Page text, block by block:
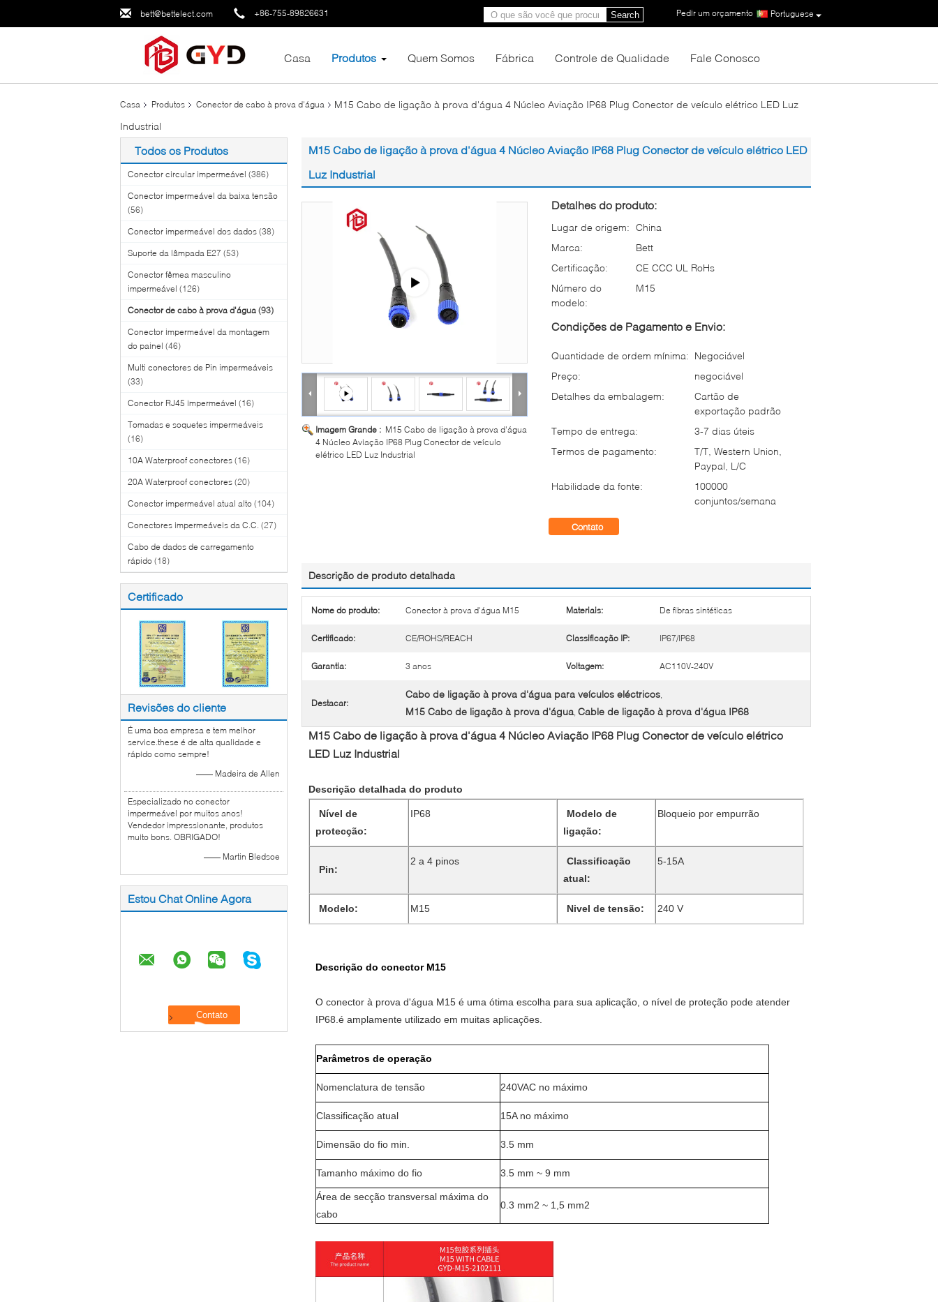
bett@bettelect.com +86-755-89826631 Portuguese
Pedir um orçamento |
Search
Casa Produtos Quem Somos Fábrica Controle de Qualidade Fale Conosco
Casa Produtos Conector de cabo à prova d'água
M15 Cabo de ligação à prova d'água 4 Núcleo Aviação IP68 Plug Conector de veículo elétrico LED Luz
Industrial
Todos os Produtos
Conector circular impermeável (386)
Conector impermeável da baixa tensão
(56)
Conector impermeável dos dados (38)
Suporte da lâmpada E27 (53)
Conector fêmea masculino
impermeável (126)
Conector de cabo à prova d'água (93)
Conector impermeável da montagem
do painel (46)
Multi conectores de Pin impermeáveis
(33)
Conector RJ45 impermeável (16)
Tomadas e soquetes impermeáveis
(16)
10A Waterproof conectores (16)
20A Waterproof conectores (20)
Conector impermeável atual alto (104)
Conectores impermeáveis da C.C. (27)
Cabo de dados de carregamento
rápido (18)
Certificado
Revisões do cliente
É uma boa empresa e tem melhor
service.these é de alta qualidade e
rápido como sempre!
—— Madeira de Allen
Especializado no conector
impermeável por muitos anos!
Vendedor impressionante, produtos
muito bons. OBRIGADO!
—— Martin Bledsoe
Estou Chat Online Agora
M15 Cabo de ligação à prova d'água 4 Núcleo Aviação IP68 Plug Conector de veículo elétrico LED
Luz Industrial
Imagem Grande : M15 Cabo de ligação à prova d'água
4 Núcleo Aviação IP68 Plug Conector de veículo
elétrico LED Luz Industrial
Detalhes do produto:
Lugar de origem: China
Marca:
Bett
Certificação:
CE CCC UL RoHs
Número do
modelo:
M15
Condições de Pagamento e Envio:
Quantidade de ordem mínima: Negociável
Preço:
negociável
Detalhes da embalagem:
Cartão de
exportação padrão
Tempo de entrega:
3-7 dias úteis
Termos de pagamento:
T/T, Western Union,
Paypal, L/C
Habilidade da fonte:
100000
conjuntos/semana
Contato
Descrição de produto detalhada
Nome do produto: Conector à prova d'água M15 Materiais: De fibras sintéticas
Certificado: CE/ROHS/REACH Classificação IP: IP67/IP68
Garantia: 3 anos Voltagem: AC110V-240V
Destacar:
Cabo de ligação à prova d'água para veículos eléctricos
M15 Cabo de ligação à prova d'água Cable de ligação à prova d'água IP68
M15 Cabo de ligação à prova d'água 4 Núcleo Aviação IP68 Plug Conector de veículo elétrico
LED Luz Industrial
Descrição detalhada do produto
Nível de
protecção:
IP68
Modelo de
ligação:
Bloqueio por empurrão
Pin:
2 a 4 pinos
Classificação
atual:
5-15A
Modelo: M15 Nivel de tensão: 240 V
Descrição do conector M15
O conector à prova d'água M15 é uma ótima escolha para sua aplicação, o nível de proteção pode atender
IP68.é amplamente utilizado em muitas aplicações.
Parâmetros de operação
Nomenclatura de tensão 240VAC no máximo
Classificação atual 15A no máximo
Dimensão do fio min. 3.5 mm
Tamanho máximo do fio 3.5 mm ~ 9 mm
Área de secção transversal máxima do
cabo
0.3 mm2 ~ 1,5 mm2